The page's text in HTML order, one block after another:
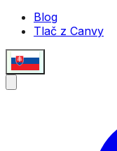
Blog
Tlač z Canvy